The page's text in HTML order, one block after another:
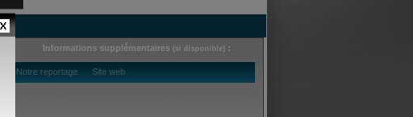
Informations supplémentaires (si disponible) :
Notre reportage Site web